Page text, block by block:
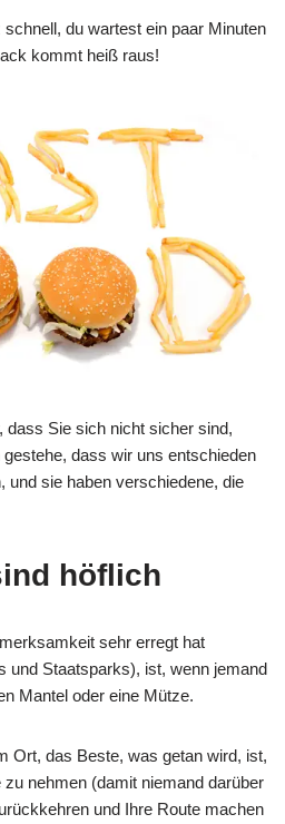
du wartest ein paar Minuten
kommt heiß raus!
dass Sie sich nicht sicher sind,
dass wir uns entschieden
und sie haben verschiedene, die
höflich
sehr erregt hat
und Staatsparks), ist, wenn jemand
Mantel oder eine Mütze.
Ort, das Beste, was getan wird, ist,
nehmen (damit niemand darüber
und Ihre Route machen